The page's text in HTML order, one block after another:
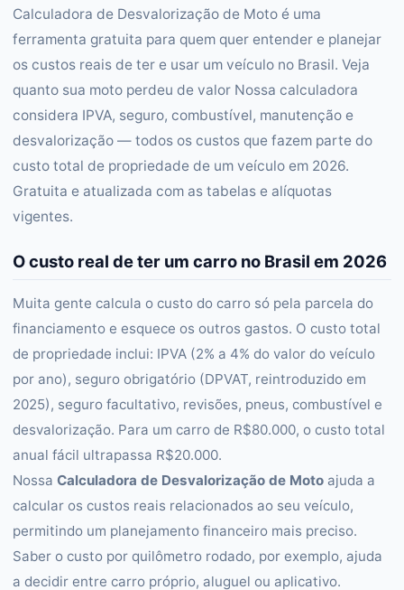
Calculadora de Desvalorização de Moto é uma
ferramenta gratuita para quem quer entender e planejar
os custos reais de ter e usar um veículo no Brasil. Veja
quanto sua moto perdeu de valor Nossa calculadora
considera IPVA, seguro, combustível, manutenção e
desvalorização — todos os custos que fazem parte do
custo total de propriedade de um veículo em 2026.
Gratuita e atualizada com as tabelas e alíquotas
vigentes.
O custo real de ter um carro no Brasil em 2026
Muita gente calcula o custo do carro só pela parcela do
financiamento e esquece os outros gastos. O custo total
de propriedade inclui: IPVA (2% a 4% do valor do veículo
por ano), seguro obrigatório (DPVAT, reintroduzido em
2025), seguro facultativo, revisões, pneus, combustível e
desvalorização. Para um carro de R$80.000, o custo total
anual fácil ultrapassa R$20.000.
Nossa Calculadora de Desvalorização de Moto ajuda a
calcular os custos reais relacionados ao seu veículo,
permitindo um planejamento financeiro mais preciso.
Saber o custo por quilômetro rodado, por exemplo, ajuda
a decidir entre carro próprio, aluguel ou aplicativo.